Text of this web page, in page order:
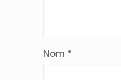
Nom *